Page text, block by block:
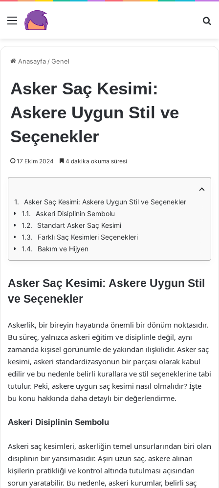
Menü
Anasayfa /Genel
Asker Saç Kesimi:
Askere Uygun Stil ve
Seçenekler
17 Ekim 2024 4 dakika okuma süresi
Asker Saç Kesimi: Askere Uygun Stil ve Seçenekler
Askeri Disiplinin Sembolu
Standart Asker Saç Kesimi
Farklı Saç Kesimleri Seçenekleri
Bakım ve Hijyen
Asker Saç Kesimi: Askere Uygun Stil
ve Seçenekler
Askerlik, bir bireyin hayatında önemli bir dönüm noktasıdır.
Bu süreç, yalnızca askeri eğitim ve disiplinle değil, aynı
zamanda kişisel görünümle de yakından ilişkilidir. Asker saç
kesimi, askeri standardizasyonun bir parçası olarak kabul
edilir ve bu nedenle belirli kurallara ve stil seçeneklerine tabi
tutulur. Peki, askere uygun saç kesimi nasıl olmalıdır? İşte
bu konu hakkında daha detaylı bir değerlendirme.
Askeri Disiplinin Sembolu
Askeri saç kesimleri, askerliğin temel unsurlarından biri olan
disiplinin bir yansımasıdır. Aşırı uzun saç, askere alınan
kişilerin pratikliği ve kontrol altında tutulması açısından
sorun yaratabilir. Bu nedenle, askeri kurumlar, belirli saç